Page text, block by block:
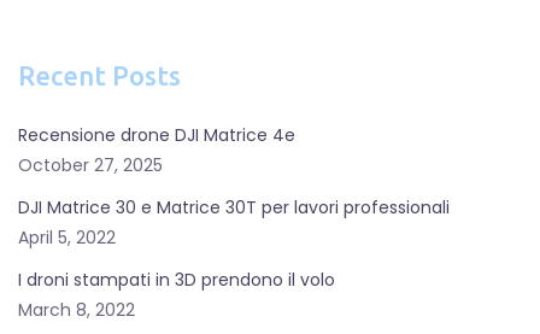
Recent Posts
Recensione drone DJI Matrice 4e
October 27, 2025
DJI Matrice 30 e Matrice 30T per lavori professionali
April 5, 2022
I droni stampati in 3D prendono il volo
March 8, 2022